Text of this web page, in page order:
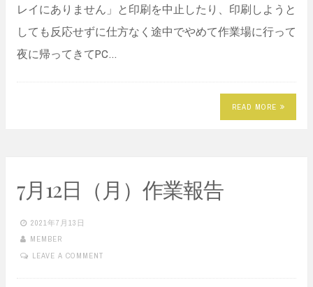
レイにありません」と印刷を中止したり、印刷しようと
しても反応せずに仕方なく途中でやめて作業場に行って
夜に帰ってきてPC…
READ MORE
7月12日（月）作業報告
2021年7月13日
MEMBER
LEAVE A COMMENT